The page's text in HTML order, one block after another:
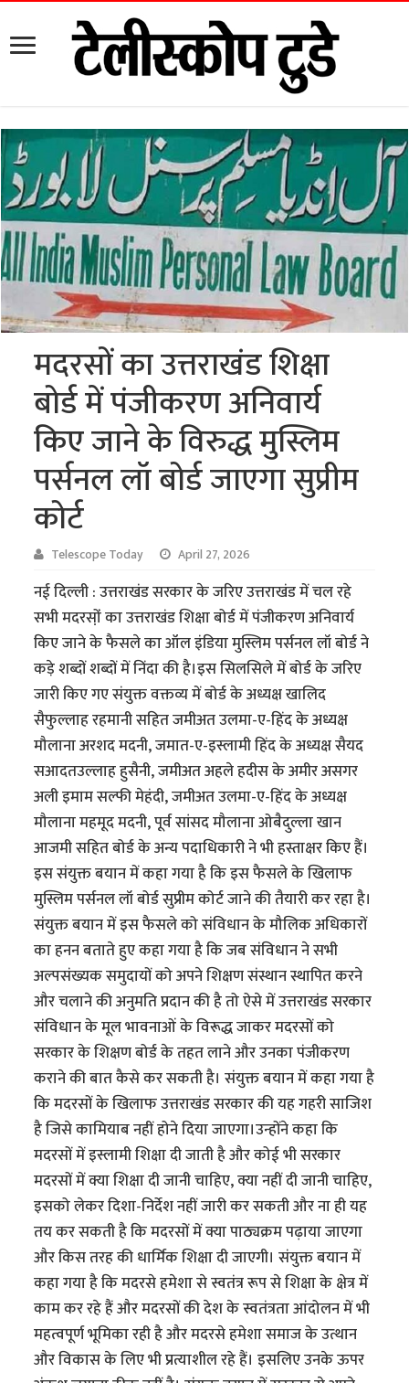
मदरसों का उत्तराखंड शिक्षा
बोर्ड में पंजीकरण अनिवार्य
किए जाने के विरुद्ध मुस्लिम
पर्सनल लॉ बोर्ड जाएगा सुप्रीम
कोर्ट
Telescope Today April 27, 2026
नई दिल्ली : उत्तराखंड सरकार के जरिए उत्तराखंड में चल रहे
सभी मदरसो़ंं का उत्तराखंड शिक्षा बोर्ड में पंजीकरण अनिवार्य
किए जाने के फैसले का ऑल इंडिया मुस्लिम पर्सनल लॉ बोर्ड ने
कड़े शब्दों शब्दों में निंदा की है।इस सिलसिले में बोर्ड के जरिए
जारी किए गए संयुक्त वक्तव्य में बोर्ड के अध्यक्ष खालिद
सैफुल्लाह रहमानी सहित जमीअत उलमा-ए-हिंद के अध्यक्ष
मौलाना अरशद मदनी, जमात-ए-इस्लामी हिंद के अध्यक्ष सैयद
सआदतउल्लाह हुसैनी, जमीअत अहले हदीस के अमीर असगर
अली इमाम सल्फी मेहंदी, जमीअत उलमा-ए-हिंद के अध्यक्ष
मौलाना महमूद मदनी, पूर्व सांसद मौलाना ओबैदुल्ला खान
आजमी सहित बोर्ड के अन्य पदाधिकारी ने भी हस्ताक्षर किए हैं।
इस संयुक्त बयान में कहा गया है कि इस फैसले के खिलाफ
मुस्लिम पर्सनल लॉ बोर्ड सुप्रीम कोर्ट जाने की तैयारी कर रहा है।
संयुक्त बयान में इस फैसले को संविधान के मौलिक अधिकारों
का हनन बताते हुए कहा गया है कि जब संविधान ने सभी
अल्पसंख्यक समुदायों को अपने शिक्षण संस्थान स्थापित करने
और चलाने की अनुमति प्रदान की है तो ऐसे में उत्तराखंड सरकार
संविधान के मूल भावनाओं के विरूद्ध जाकर मदरसों को
सरकार के शिक्षण बोर्ड के तहत लाने और उनका पंजीकरण
कराने की बात कैसे कर सकती है। संयुक्त बयान में कहा गया है
कि मदरसों के खिलाफ उत्तराखंड सरकार की यह गहरी साजिश
है जिसे कामियाब नहीं होने दिया जाएगा।उन्होंने कहा कि
मदरसों में इस्लामी शिक्षा दी जाती है और कोई भी सरकार
मदरसों में क्या शिक्षा दी जानी चाहिए, क्या नहीं दी जानी चाहिए,
इसको लेकर दिशा-निर्देश नहीं जारी कर सकती और ना ही यह
तय कर सकती है कि मदरसों में क्या पाठ्यक्रम पढ़ाया जाएगा
और किस तरह की धार्मिक शिक्षा दी जाएगी। संयुक्त बयान में
कहा गया है कि मदरसे हमेशा से स्वतंत्र रूप से शिक्षा के क्षेत्र में
काम कर रहे हैं और मदरसों की देश के स्वतंत्रता आंदोलन में भी
महत्वपूर्ण भूमिका रही है और मदरसे हमेशा समाज के उत्थान
और विकास के लिए भी प्रत्याशील रहे हैं। इसलिए उनके ऊपर